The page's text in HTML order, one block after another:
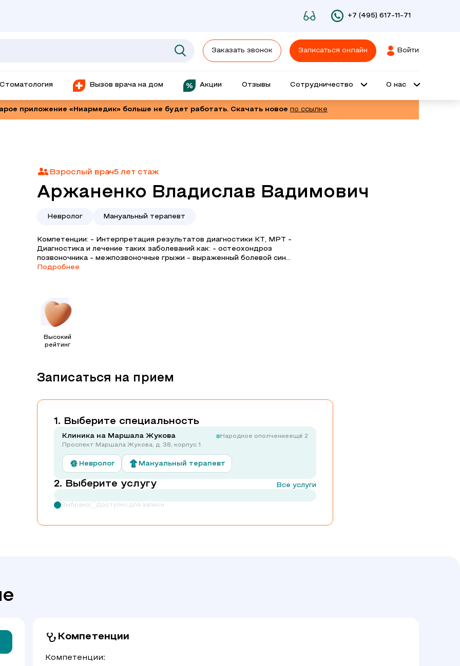
+7 (495) 617-11-71
Заказать звонок Записаться онлайн Войти
Стоматология Вызов врача на дом Акции Отзывы Сотрудничество О нас
приложение «Ниармедик» больше не будет работать. Скачать новое по ссылке
Взрослый врач5 лет стаж
Аржаненко Владислав Вадимович
Невролог Мануальный терапевт
Компетенции: - Интерпретация результатов диагностики КТ, МРТ -
Диагностика и лечение таких заболеваний как: - остеохондроз
позвоночника - межпозвоночные грыжи - выраженный болевой син...
Подробнее
Высокий
рейтинг
Записаться на прием
Выберите специальность
Клиника на Маршала Жукова Народное ополчение ещё 2
Проспект Маршала Жукова, д. 38, корпус 1
Невролог Мануальный терапевт
Выберите услугу Все услуги
Выбрано Доступно для записи
Компетенции
Компетенции: